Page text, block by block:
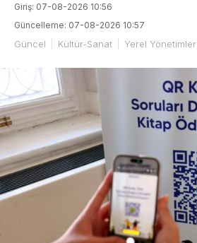
Giriş: 07-08-2026 10:56
Güncelleme: 07-08-2026 10:57
Güncel Kültür-Sanat Yerel Yönetimler